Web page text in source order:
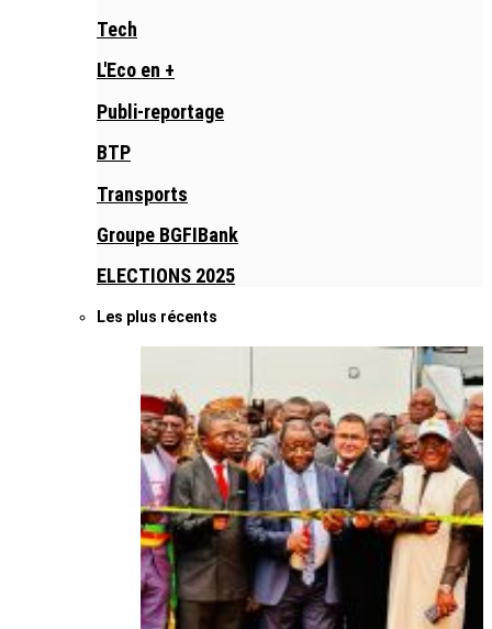
Tech
L'Eco en +
Publi-reportage
BTP
Transports
Groupe BGFIBank
ELECTIONS 2025
Les plus récents